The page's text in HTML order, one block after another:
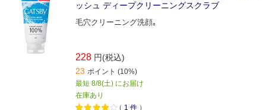
ッシュ ディープクリーニングスクラブ
毛穴クリーニング洗顔｡
228 円(税込)
23 ポイント (10%)
最短 8/8(土) にお届け
在庫あり
（ 1 件 ）